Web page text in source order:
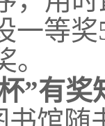
等奖
”有奖